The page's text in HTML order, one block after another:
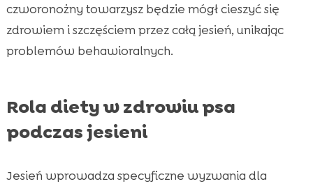
czworonożny towarzysz będzie mógł cieszyć się
zdrowiem i szczęściem przez całą jesień, unikając
problemów behawioralnych.
Rola diety w zdrowiu psa
podczas jesieni
Jesień wprowadza specyficzne wyzwania dla